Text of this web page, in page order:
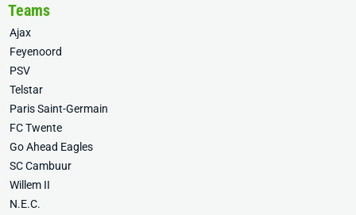
Teams
Ajax
Feyenoord
PSV
Telstar
Paris Saint-Germain
FC Twente
Go Ahead Eagles
SC Cambuur
Willem II
N.E.C.